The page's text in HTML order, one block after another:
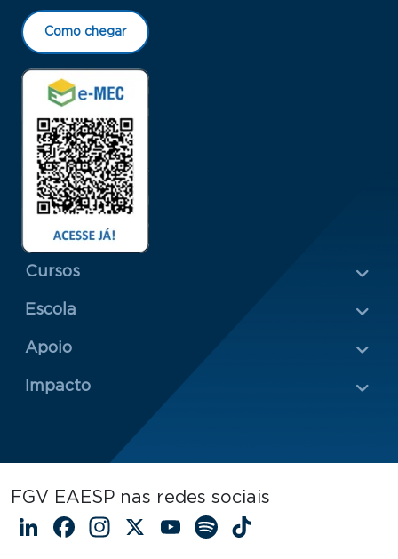
Como chegar
Menu Rodapé 1
Cursos
Escola
Rodapé 2
Apoio
Impacto
FGV EAESP nas redes sociais
LinkedIn
Facebook
Instagram
X YouTube
Spotify